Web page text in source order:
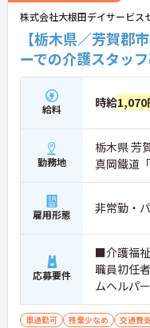
株式会社大根田デイサービス
【栃木県／芳賀
ーでの介護スタッ
給料 時給1,070
勤務地
栃木県 芳
真岡鐵道
雇用形態 非常勤・
応募要件
■介護福
職員初任
ムヘルパ
方 ※無資
自動車運
車通勤可 残業少なめ 交通費